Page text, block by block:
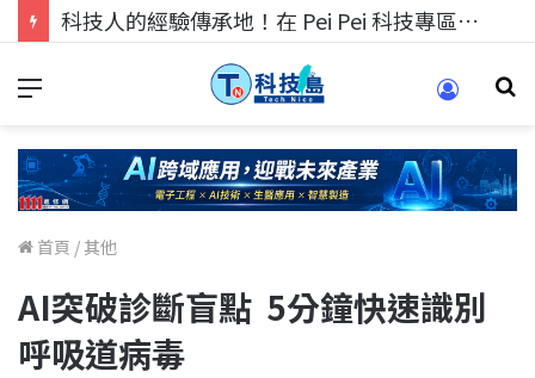
科技人的經驗傳承地！在 Pei Pei 科技專區，與學弟妹交流最硬核的技術
首頁 /其他
AI突破診斷盲點 5分鐘快速識別
呼吸道病毒